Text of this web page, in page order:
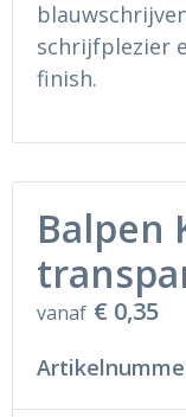
Ondergoed en
Regenkleding
Schoenen
Sokken en
Regenkleding
Gilets
schrijfplezier
finish.
Balpen
vanaf € 0,35